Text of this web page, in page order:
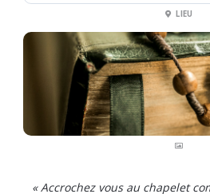
LIEU
« Accrochez vous au chapelet